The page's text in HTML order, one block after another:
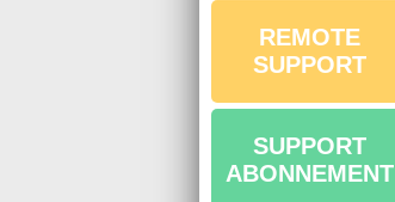
REMOTE
SUPPORT
SUPPORT
ABONNEMENT